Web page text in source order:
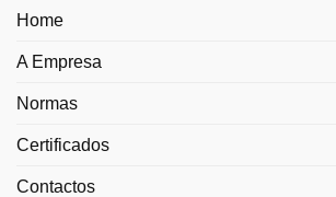
Home
A Empresa
Normas
Certificados
Contactos